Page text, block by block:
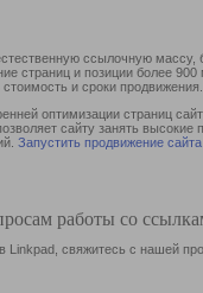
ссылочную
страниц и позиции более
и сроки продвижения.
оптимизации страниц
сайту занять
Запустить продвижение сайта
работы со
Linkpad, свяжитесь с нашей